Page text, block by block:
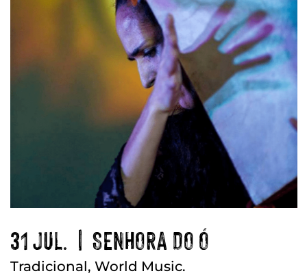
31 JUL. | SENHORA DO Ó
Tradicional, World Music.